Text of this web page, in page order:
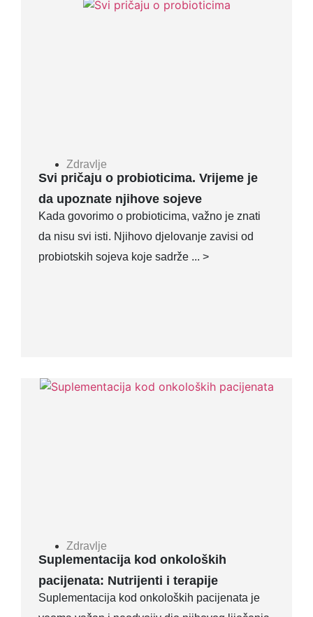
Zdravlje
Svi pričaju o probioticima. Vrijeme je
da upoznate njihove sojeve
Kada govorimo o probioticima, važno je znati
da nisu svi isti. Njihovo djelovanje zavisi od
probiotskih sojeva koje sadrže ... >
Zdravlje
Suplementacija kod onkoloških
pacijenata: Nutrijenti i terapije
Suplementacija kod onkoloških pacijenata je